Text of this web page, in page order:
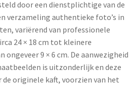
door een dienstplichtige van de
verzameling authentieke foto’s in
variërend van professionele
24 × 18 cm tot kleinere
ongeveer 9 × 6 cm. De aanwezigheid
is uitzonderlijk en deze
de originele kaft, voorzien van het